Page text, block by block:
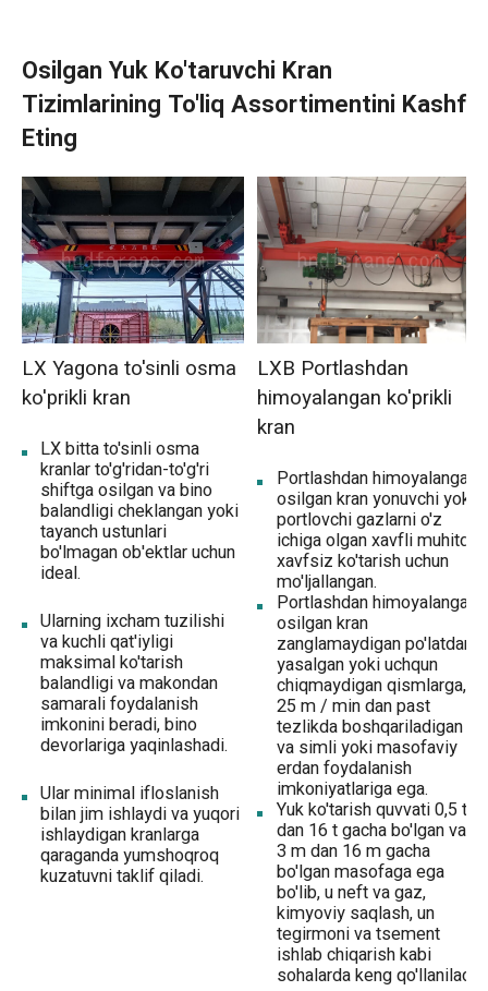
Osilgan Yuk Ko'taruvchi Kran
Tizimlarining To'liq Assortimentini Kashf
Eting
LX Yagona to'sinli osma
ko'prikli kran
LX bitta to'sinli osma
kranlar to'g'ridan-to'g'ri
shiftga osilgan va bino
balandligi cheklangan yoki
tayanch ustunlari
bo'lmagan ob'ektlar uchun
ideal.
Ularning ixcham tuzilishi
va kuchli qat'iyligi
maksimal ko'tarish
balandligi va makondan
samarali foydalanish
imkonini beradi, bino
devorlariga yaqinlashadi.
Ular minimal ifloslanish
bilan jim ishlaydi va yuqori
ishlaydigan kranlarga
qaraganda yumshoqroq
kuzatuvni taklif qiladi.
LXB Portlashdan
himoyalangan ko'prikli
kran
Portlashdan himoyalangan
osilgan kran yonuvchi yoki
portlovchi gazlarni o'z
ichiga olgan xavfli muhitda
xavfsiz ko'tarish uchun
mo'ljallangan.
Portlashdan himoyalangan
osilgan kran
zanglamaydigan po'latdan
yasalgan yoki uchqun
chiqmaydigan qismlarga,
25 m / min dan past
tezlikda boshqariladigan
va simli yoki masofaviy
erdan foydalanish
imkoniyatlariga ega.
Yuk ko'tarish quvvati 0,5 t
dan 16 t gacha bo'lgan va
3 m dan 16 m gacha
bo'lgan masofaga ega
bo'lib, u neft va gaz,
kimyoviy saqlash, un
tegirmoni va tsement
ishlab chiqarish kabi
sohalarda keng qo'llaniladi.